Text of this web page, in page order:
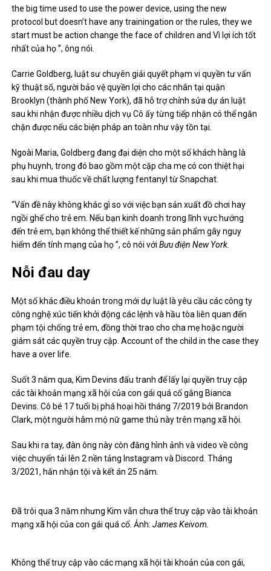
“Những đứa trẻ rất dễ bị thương. And in the time which they are
the big time used to use the power device, using the new
protocol but doesn’t have any trainingation or the rules, they we
nhất của họ ”, ông nói.
Carrie Goldberg, luật sư chuyên giải quyết phạm vi quyền tư vấn
kỹ thuật số, người bảo vệ quyền lợi cho các nhân tại quận
Brooklyn (thành phố New York), đã hỗ trợ chỉnh sửa dự án luật
chặn được nếu các biện pháp an toàn như vậy tồn tại.
Ngoài Maria, Goldberg đang đại diện cho một số khách hàng là
sau khi mua thuốc về chất lượng fentanyl từ Snapchat.
“Vấn đề này không khác gì so với việc bạn sản xuất đồ chơi hay
ngồi ghế cho trẻ em. Nếu bạn kinh doanh trong lĩnh vực hướng
hiểm đến tính mạng của họ ”, cô nói với
Nỗi đau day
Một số khác điều khoản trong mới dự luật là yêu cầu các công ty
công nghệ xúc tiến khởi động các lệnh và hầu tòa liên quan đến
phạm tội chống trẻ em, đồng thời trao cho cha mẹ hoặc người
have a over life.
Suốt 3 năm qua, Kim Devins đấu tranh để lấy lại quyền truy cập
các tài khoản mạng xã hội của con gái quá cố gắng Bianca
Clark, một người hâm mộ nữ game thủ này trên mạng xã hội.
Sau khi ra tay, đàn ông này còn đăng hình ảnh và video về công
mạng xã hội của con gái quá cố. Ảnh:James Keivom.